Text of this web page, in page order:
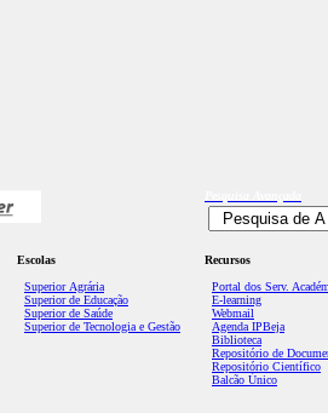
Escolas
Superior Agrária
Superior de Educação
Superior de Saúde
Superior de Tecnologia e Gestão
Recursos
Portal dos Serv.
E-learning
Webmail
Agenda IPBeja
Biblioteca
Repositório de
Repositório Científico
Balcão Único